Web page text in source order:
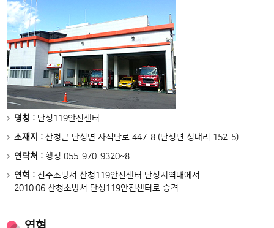
명칭 : 단성119안전센터
소재지 :산청군 단성면 사직단로 447-8 (단성면 성내리 152-5)
연락처 :행정 055-970-9320~8
연혁 : 진주소방서 산청119안전센터 단성지역대에서
2010.06 산청소방서 단성119안전센터로 승격.